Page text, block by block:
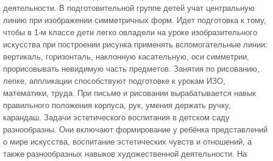
деятельности. В подготовительной группе детей учат центральную
линию при изображении симметричных форм. Идет подготовка к тому,
чтобы в 1-м классе дети легко овладели на уроке изобразительного
искусства при построении рисунка применять вспомогательные линии:
вертикаль, горизонталь, наклонную касательную, оси симметрии,
прорисовывать невидимую часть предметов. Занятия по рисованию,
лепке, аппликации способствуют подготовке к урокам ИЗО,
математики, труда. При письме и рисовании вырабатывается навык
правильного положения корпуса, рук, умения держать ручку,
карандаш. Задачи эстетического воспитания в детском саду
разнообразны. Они включают формирование у ребёнка представлений
о мире искусства, воспитание эстетических чувств и отношений, а
также разнообразных навыков художественной деятельности. На